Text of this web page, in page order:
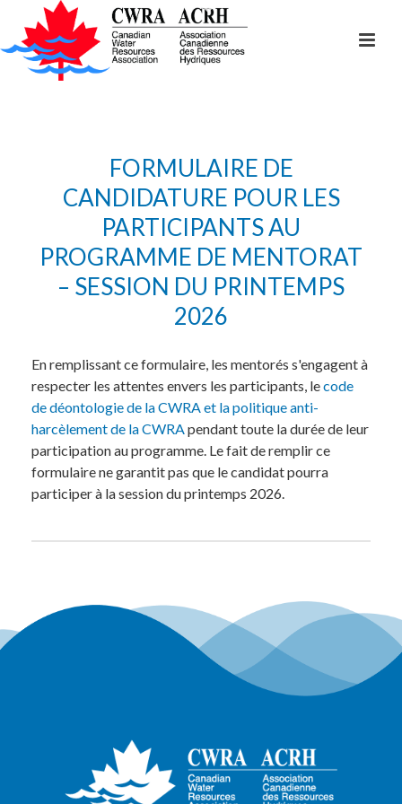
FORMULAIRE DE
CANDIDATURE POUR LES
PARTICIPANTS AU
PROGRAMME DE MENTORAT
– SESSION DU PRINTEMPS
2026
En remplissant ce formulaire, les mentorés s'engagent à
respecter les attentes envers les participants, lecode
de déontologie de la CWRA et la politique anti-
harcèlement de la CWRApendant toute la durée de leur
participation au programme. Le fait de remplir ce
formulaire ne garantit pas que le candidat pourra
participer à la session du printemps 2026.